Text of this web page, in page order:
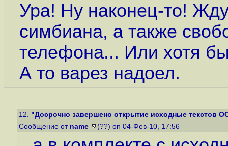
Ура! Ну наконец-то!
симбиана, а также
телефона... Или хотя
А то варез надоел.
12. "Досрочно завершено открытие исходные текстов
Сообщение от name (??) on 04-Фев-10, 17:56